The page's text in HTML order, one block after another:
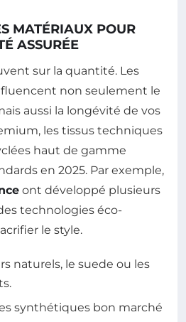
MATÉRIAUX POUR
ASSURÉE
sur la quantité. Les
non seulement le
aussi la longévité de vos
les tissus techniques
haut de gamme
en 2025. Par exemple,
ont développé plusieurs
technologies éco-
le style.
naturels, le suede ou les
synthétiques bon marché